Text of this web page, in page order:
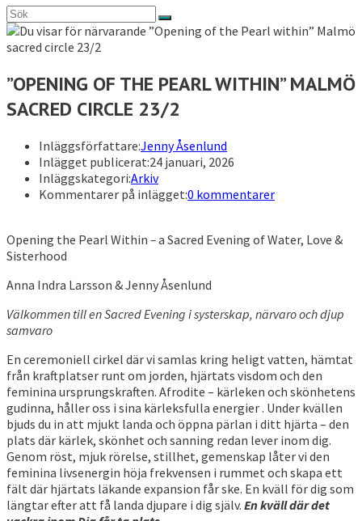
”OPENING OF THE PEARL WITHIN” MALMÖ
SACRED CIRCLE 23/2
Inläggsförfattare:Jenny Åsenlund
Inlägget publicerat:24 januari, 2026
Inläggskategori:Arkiv
Kommentarer på inlägget:0 kommentarer
Opening the Pearl Within –a Sacred Evening of Water, Love &
Sisterhood
Anna Indra Larsson & Jenny Åsenlund
Välkommen till en Sacred Evening i systerskap, närvaro och djup
samvaro
En ceremoniell cirkel där vi samlas kring heligt vatten, hämtat
från kraftplatser runt om jorden, hjärtats visdom och den
feminina ursprungskraften. Afrodite – kärleken och skönhetens
gudinna, håller oss i sina kärleksfulla energier . Under kvällen
bjuds du in att mjukt landa och öppna pärlan i ditt hjärta – den
plats där kärlek, skönhet och sanning redan lever inom dig.
Genom röst, mjuk rörelse, stillhet, gemenskap låter vi den
feminina livsenergin höja frekvensen i rummet och skapa ett
fält där hjärtats läkande expansion får ske. En kväll för dig som
längtar efter att få landa djupare i dig själv. En kväll där det